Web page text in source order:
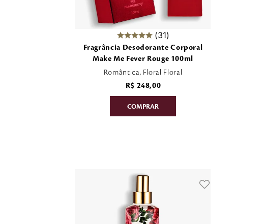
31
Fragrância Desodorante Corporal
Make Me Fever Rouge 100ml
Romântica, Floral Floral
R$ 248,00